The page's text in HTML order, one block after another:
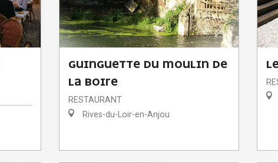
GUINGUETTE DU MOULIN DE
LA BOIRE
RESTAURANT
Rives-du-Loir-en-Anjou